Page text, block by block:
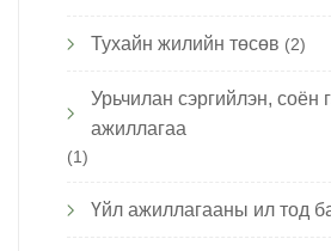
Тухайн жилийн төсөв (2)
Урьчилан сэргийлэн, соён
ажиллагаа
(1)
Үйл ажиллагааны ил тод